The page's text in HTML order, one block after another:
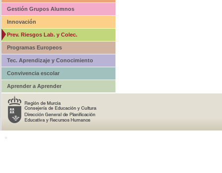
Gestión Grupos Alumnos
Innovación
Prev. Riesgos Lab. y Colec.
Programas Europeos
Tec. Aprendizaje y Conocimiento
Convivencia escolar
Aprender a Aprender
o